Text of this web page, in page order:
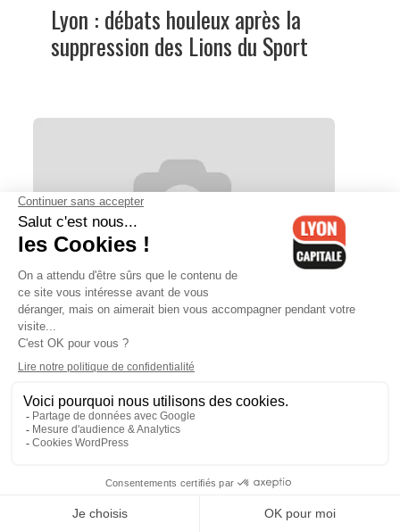
Lyon : débats houleux après la
suppression des Lions du Sport
Cinéma : le programme des
séances en plein air à Lyon